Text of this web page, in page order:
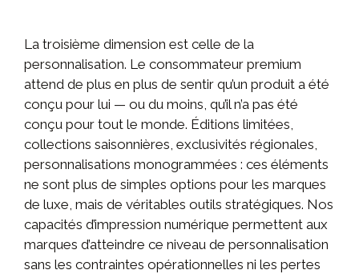
La troisième dimension est celle de la
personnalisation. Le consommateur premium
attend de plus en plus de sentir qu’un produit a été
conçu pour lui — ou du moins, qu’il n’a pas été
conçu pour tout le monde. Éditions limitées,
collections saisonnières, exclusivités régionales,
personnalisations monogrammées : ces éléments
ne sont plus de simples options pour les marques
de luxe, mais de véritables outils stratégiques. Nos
capacités d’impression numérique permettent aux
marques d’atteindre ce niveau de personnalisation
sans les contraintes opérationnelles ni les pertes